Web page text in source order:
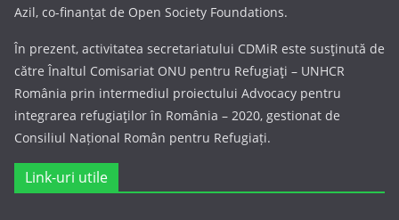
Azil, co-finanțat de Open Society Foundations.
În prezent, activitatea secretariatului CDMiR este susţinută de
către Înaltul Comisariat ONU pentru Refugiaţi – UNHCR
România prin intermediul proiectului Advocacy pentru
integrarea refugiaţilor în România – 2020, gestionat de
Consiliul Național Român pentru Refugiați.
Link-uri utile